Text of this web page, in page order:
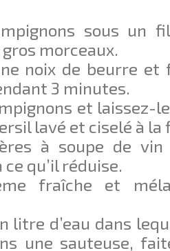
sous un
morceaux.
noix de beurre et
3 minutes.
et laissez-
lavé et ciselé à la
à soupe de
qu’il réduise.
fraîche et
litre d’eau dans
une sauteuse,